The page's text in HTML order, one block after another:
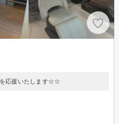
を応援いたします☆☆